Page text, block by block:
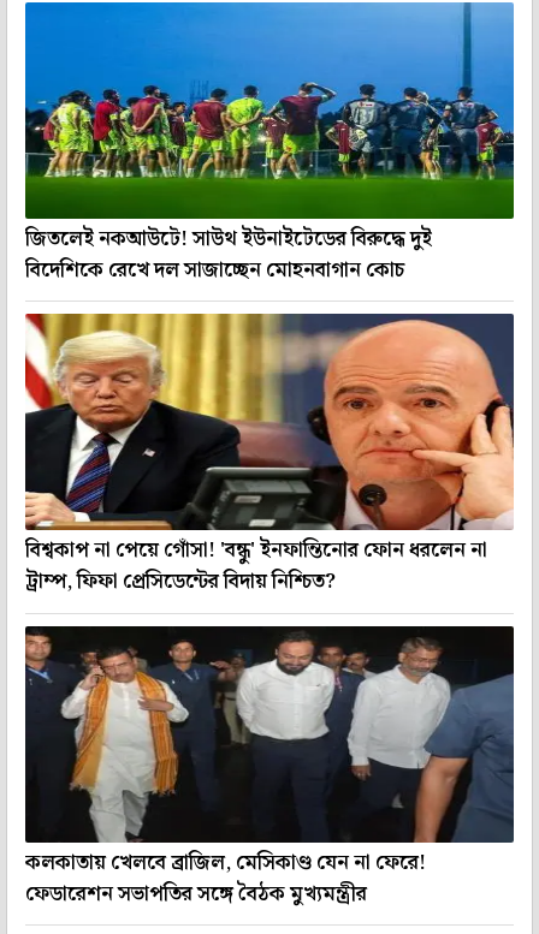
জিতলেই নকআউটে! সাউথ ইউনাইটেডের বিরুদ্ধে দুই
বিদেশিকে রেখে দল সাজাচ্ছেন মোহনবাগান কোচ
বিশ্বকাপ না পেয়ে গোঁসা! 'বন্ধু' ইনফান্তিনোর ফোন ধরলেন না
ট্রাম্প, ফিফা প্রেসিডেন্টের বিদায় নিশ্চিত?
কলকাতায় খেলবে ব্রাজিল, মেসিকাণ্ড যেন না ফেরে!
ফেডারেশন সভাপতির সঙ্গে বৈঠক মুখ্যমন্ত্রীর